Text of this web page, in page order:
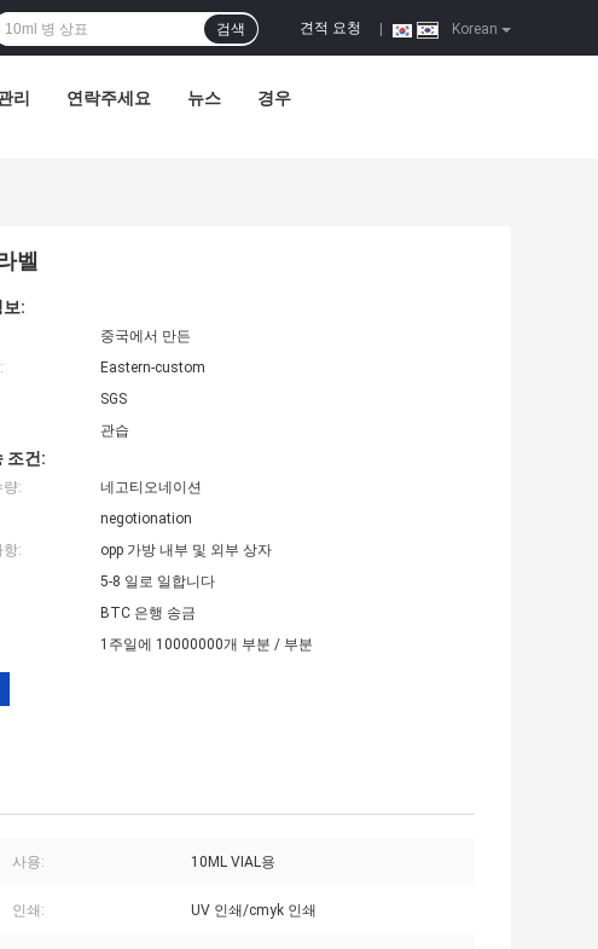
Korean
견적 요청
검색
리 연락주세요 뉴스 경우
벨
:
중국에서 만든
Eastern-custom
SGS
관습
조건:
량:
네고티오네이션
negotionation
항:
opp 가방 내부 및 외부 상자
5-8 일로 일합니다
BTC 은행 송금
1주일에 10000000개 부분 / 부분
사용: 10ML VIAL용
인쇄: UV 인쇄/cmyk 인쇄